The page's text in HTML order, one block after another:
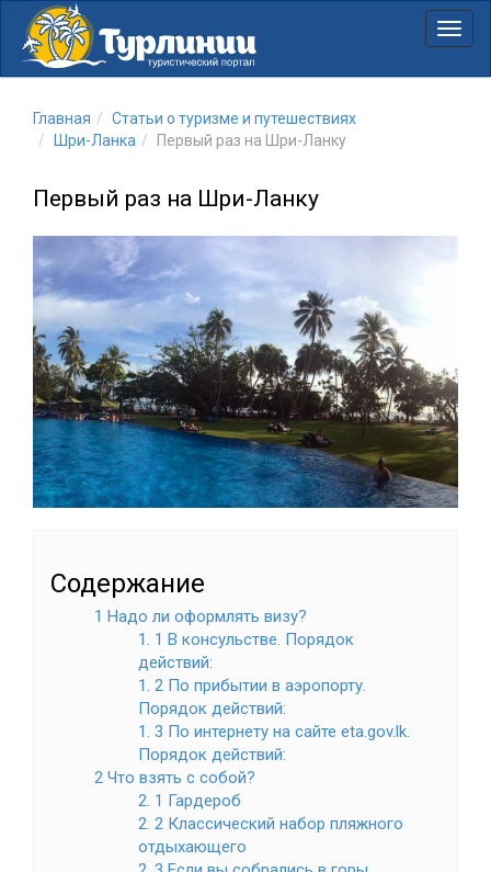
Главная
Статьи о туризме и путешествиях
Шри-Ланка
Первый раз на Шри-Ланку
Первый раз на Шри-Ланку
Содержание
1 Надо ли оформлять визу?
1. 1 В консульстве. Порядок
действий:
1. 2 По прибытии в аэропорту.
Порядок действий:
1. 3 По интернету на сайте eta.gov.lk.
Порядок действий:
2 Что взять с собой?
2. 1 Гардероб
2. 2 Классический набор пляжного
отдыхающего